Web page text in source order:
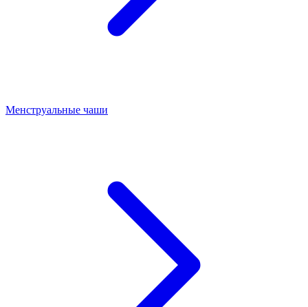
Менструальные чаши